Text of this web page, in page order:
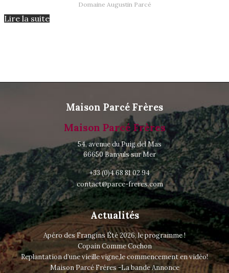
Domaine Augustin Parcé
Lire la suite
Maison Parcé Frères
Maison Parcé Frères
54, avenue du Puig del Mas
66650 Banyuls sur Mer
+33 (0)4 68 81 02 94
contact@parce-freres.com
Actualités
Apéro des Frangins Été 2026, le programme !
Copain Comme Cochon
Replantation d’une vieille vigne,le commencement en vidéo!
Maison Parcé Fréres -La bande Annonce